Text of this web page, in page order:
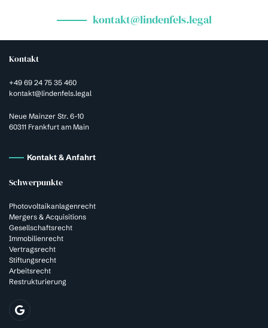
kontakt@lindenfels.legal
Kontakt
+49 69 24 75 35 460
kontakt@lindenfels.legal
Neue Mainzer Str. 6-10
60311 Frankfurt am Main
Kontakt & Anfahrt
Schwerpunkte
Photovoltaikanlagenrecht
Mergers & Acquisitions
Gesellschaftsrecht
Immobilienrecht
Vertragsrecht
Stiftungsrecht
Arbeitsrecht
Restrukturierung